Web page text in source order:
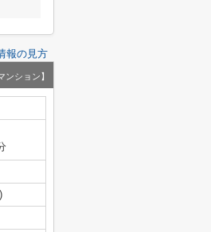
報の見方
ンション】